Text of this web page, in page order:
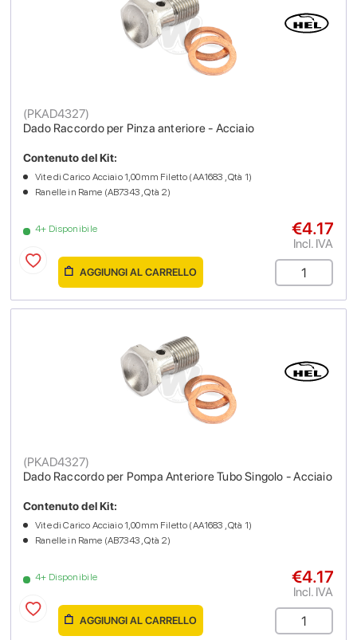
Dado Raccordo per Pinza anteriore - Acciaio
(PKAD4327)
4+ Disponibile
Contenuto del Kit:
Vite di Carico Acciaio 1,00mm Filetto (AA1683 , Qtà 1)
Ranelle in Rame (AB7343 , Qtà 2)
€4.17
Incl. IVA
AGGIUNGI AL CARRELLO
Dado Raccordo per Pompa Anteriore Tubo Singolo - Acciaio
(PKAD4327)
4+ Disponibile
Contenuto del Kit:
Vite di Carico Acciaio 1,00mm Filetto (AA1683 , Qtà 1)
Ranelle in Rame (AB7343 , Qtà 2)
€4.17
Incl. IVA
AGGIUNGI AL CARRELLO